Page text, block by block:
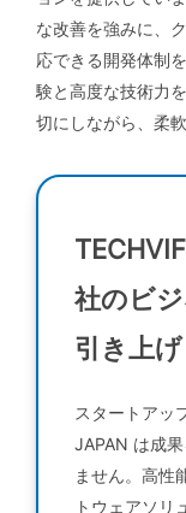
な改善を強みに、
応できる開発体制
験と高度な技術力
切にしながら、柔
社のビ
引き上
スタートアッ
JAPAN は成
ません。高性
トウェアソリ